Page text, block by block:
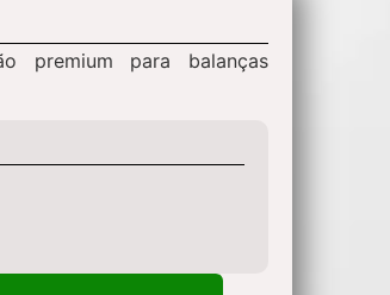
premium para balanças